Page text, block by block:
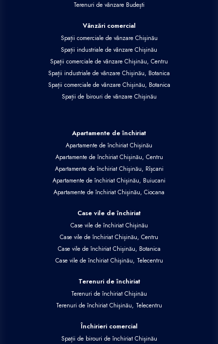
Terenuri de vânzare Budești
Vânzări comercial
Spații comerciale de vânzare Chișinău
Spații industriale de vânzare Chișinău
Spații comerciale de vânzare Chișinău, Centru
Spații industriale de vânzare Chișinău, Botanica
Spații comerciale de vânzare Chișinău, Botanica
Spații de birouri de vânzare Chișinău
Apartamente de închiriat
Apartamente de închiriat Chișinău
Apartamente de închiriat Chișinău, Centru
Apartamente de închiriat Chișinău, Rîșcani
Apartamente de închiriat Chișinău, Buiucani
Apartamente de închiriat Chișinău, Ciocana
Case vile de închiriat
Case vile de închiriat Chișinău
Case vile de închiriat Chișinău, Centru
Case vile de închiriat Chișinău, Botanica
Case vile de închiriat Chișinău, Telecentru
Terenuri de închiriat
Terenuri de închiriat Chișinău
Terenuri de închiriat Chișinău, Telecentru
Închirieri comercial
Spații de birouri de închiriat Chișinău